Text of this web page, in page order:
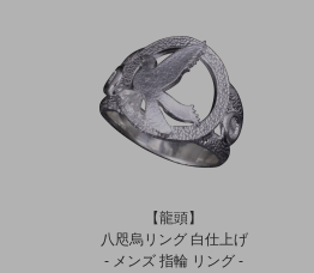
【龍頭】
八咫烏リング 白仕上げ
- メンズ 指輪 リング -